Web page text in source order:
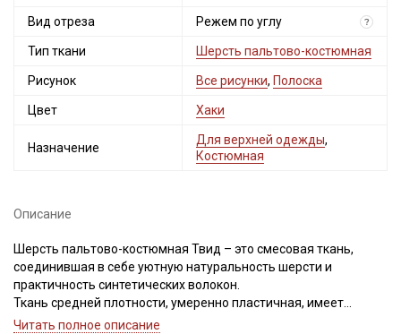
Вид отреза Режем по углу ?
Тип ткани Шерсть пальтово-костюмная
Рисунок Все рисунки, Полоска
Цвет Хаки
Назначение
Для верхней одежды,
Костюмная
Описание
Шерсть пальтово-костюмная Твид – это смесовая ткань,
соединившая в себе уютную натуральность шерсти и
практичность синтетических волокон.
Ткань средней плотности, умеренно пластичная, имеет
мягкое формообразование, не тянется, обладает низкой
Читать полное описание
Секретная рассылка от Купава
Мы публикуем здесь дополнительные
Подписаться